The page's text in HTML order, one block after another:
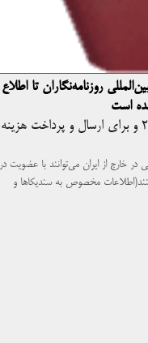
روزنامه‌نگاران تا اطلاع
است
برابر با روز ۱۵ اوت ۲۰۲۱ و برای ارسال و پرداخت هزینه
در خارج از ایران می‌توانند با عضویت در
کنند(اطلاعات مخصوص به سندیکاها و